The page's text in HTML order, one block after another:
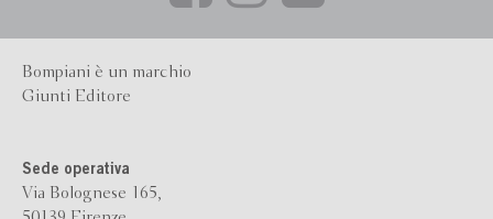
Bompiani è un marchio
Giunti Editore
Sede operativa
Via Bolognese 165,